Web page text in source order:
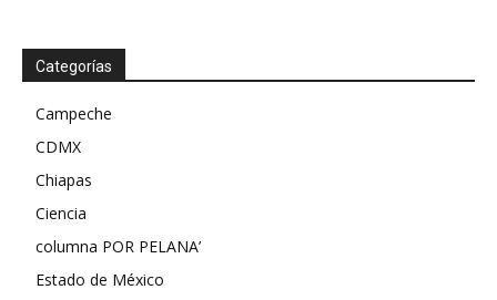
Categorías
Campeche
CDMX
Chiapas
Ciencia
columna POR PELANA’
Estado de México